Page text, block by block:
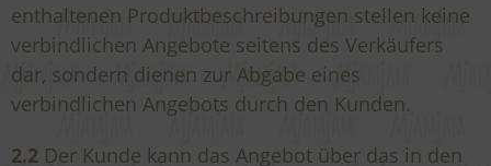
enthaltenen Produktbeschreibungen stellen keine
verbindlichen Angebote seitens des Verkäufers
dar, sondern dienen zur Abgabe eines
verbindlichen Angebots durch den Kunden.
2.2 Der Kunde kann das Angebot über das in den